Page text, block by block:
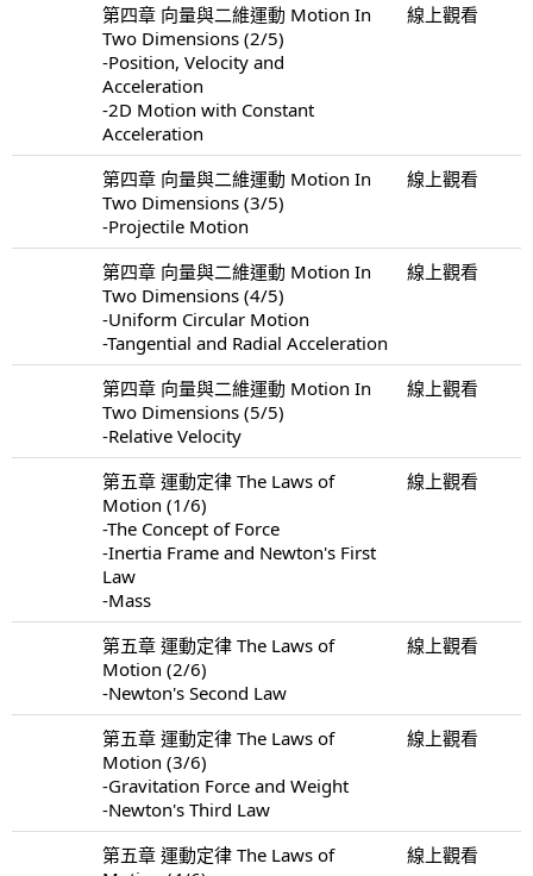
第四章 向量與二維運動 Motion In
Two Dimensions (2/5)
-Position, Velocity and
Acceleration
-2D Motion with Constant
Acceleration
線上觀看
第四章 向量與二維運動 Motion In
Two Dimensions (3/5)
-Projectile Motion
線上觀看
第四章 向量與二維運動 Motion In
Two Dimensions (4/5)
-Uniform Circular Motion
-Tangential and Radial Acceleration
線上觀看
第四章 向量與二維運動 Motion In
Two Dimensions (5/5)
-Relative Velocity
線上觀看
第五章 運動定律 The Laws of
Motion (1/6)
-The Concept of Force
-Inertia Frame and Newton's First
Law
-Mass
線上觀看
第五章 運動定律 The Laws of
Motion (2/6)
-Newton's Second Law
線上觀看
第五章 運動定律 The Laws of
Motion (3/6)
-Gravitation Force and Weight
-Newton's Third Law
線上觀看
第五章 運動定律 The Laws of
線上觀看